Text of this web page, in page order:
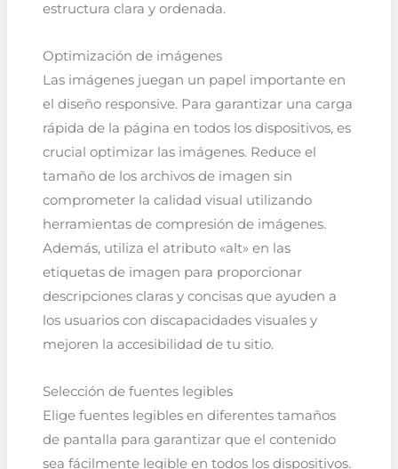
estructura clara y ordenada.
Optimización de imágenes
Las imágenes juegan un papel importante en
el diseño responsive. Para garantizar una carga
rápida de la página en todos los dispositivos, es
crucial optimizar las imágenes. Reduce el
tamaño de los archivos de imagen sin
comprometer la calidad visual utilizando
herramientas de compresión de imágenes.
Además, utiliza el atributo «alt» en las
etiquetas de imagen para proporcionar
descripciones claras y concisas que ayuden a
los usuarios con discapacidades visuales y
mejoren la accesibilidad de tu sitio.
Selección de fuentes legibles
Elige fuentes legibles en diferentes tamaños
de pantalla para garantizar que el contenido
sea fácilmente legible en todos los dispositivos.